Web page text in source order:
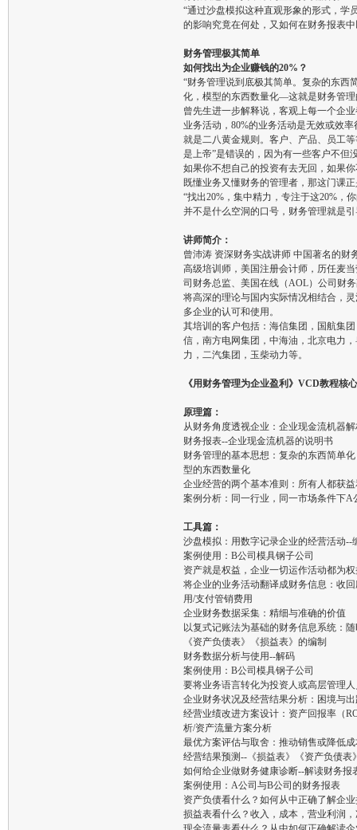
“通过沙盘模拟这种直观形象的形式，学
的影响究竟在何处，又如何在财务报表
财务管理极其简单
如何找出为企业赚钱的20%？
“财务管理说到底极其简单。复杂的东西
化，模型的东西数量化—这就是财务管
曾先生进一步解释说，客观上每一个企
业务活动，80%的业务活动是无效或效
就是二八黄金规则。客户、产品、员工
是上帝”是错误的，因为有一些客户不但
如果你不想自己的投资有去无回，如果
既懂业务又懂财务的管理者，那这门课
“找出20%，集中精力，专注于这20%，
并不是什么空洞的口号，财务管理就是
讲师简介：
曾沛涛 资深财务实战讲师 中国著名的财
高级培训师，美国注册会计师，历任麦
司财务总监、美国在线（AOL）公司财
将高深的理论与国内实际情况相结合，
多企业的认可和使用。
其培训的客户包括：海信集团，国航集
信，南方电网集团，中海油，北京电力
力，二汽集团，玉柴动力等。
《用财务管理为企业盈利》VCD教程核
原理篇：
从财务角度透视企业：企业现金流机器
财务报表--企业现金流机器的说明书
财务管理的基本思想：复杂的东西简单
型的东西数量化
企业经营的两个基本准则：所有人都获
案例分析：同一行业，同一市场条件下
工具篇：
沙盘模拟：用数字记录企业的经营活动--
案例使用：B公司模具钢子公司
资产就是权益，企业一切运作活动都为
将企业的业务活动翻译成财务信息：收
用/支付管销费用
企业财务数据采集：精细与准确的价值
以复式记账法为基础的财务信息系统：
《资产负债表》《损益表》的编制
财务数据分析与使用--解码
案例使用：B公司模具钢子公司
要将业务语言转化为投资人或高层管理
企业财务状况及经营结果分析：困境与
经营业绩改进方案设计：资产回报率（
析/资产流量方案分析
最优方案评估与取舍：推动销售或降低
经营结果预测--《损益表》《资产负债表
如何给企业做财务健康诊断--解读财务报
案例使用：A公司与B公司的财务报表
资产负债看什么？如何从中正确了解企
损益表看什么？收入，成本，营业利润